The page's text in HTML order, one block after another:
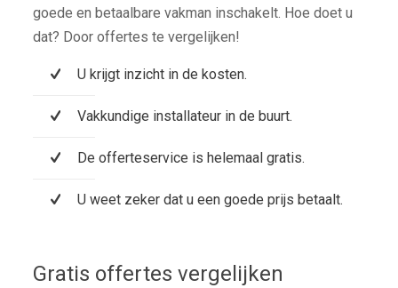
goede en betaalbare vakman inschakelt. Hoe doet u
dat? Door offertes te vergelijken!
U krijgt inzicht in de kosten.
Vakkundige installateur in de buurt.
De offerteservice is helemaal gratis.
U weet zeker dat u een goede prijs betaalt.
Gratis offertes vergelijken